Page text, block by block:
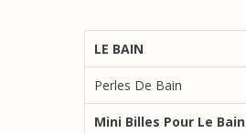
LE BAIN
Perles De Bain
Mini Billes Pour Le Bain